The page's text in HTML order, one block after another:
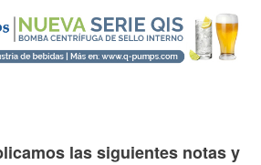
las siguientes notas y